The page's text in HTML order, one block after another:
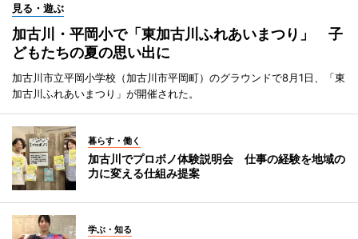
見る・遊ぶ
加古川・平岡小で「東加古川ふれあいまつり」 子
どもたちの夏の思い出に
加古川市立平岡小学校（加古川市平岡町）のグラウンドで8月1日、「東
加古川ふれあいまつり」が開催された。
暮らす・働く
加古川でプロボノ体験説明会 仕事の経験を地域の
力に変える仕組み提案
学ぶ・知る